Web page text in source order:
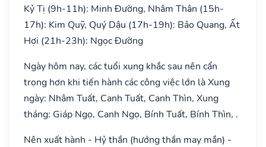
Kỷ Tị (9h-11h): Minh Đường, Nhâm Thân (15h-
17h): Kim Quỹ, Quý Dậu (17h-19h): Bảo Quang, Ất
Hợi (21h-23h): Ngọc Đường
Ngày hôm nay, các tuổi xung khắc sau nên cẩn
trọng hơn khi tiến hành các công việc lớn là Xung
ngày: Nhâm Tuất, Canh Tuất, Canh Thìn, Xung
tháng: Giáp Ngọ, Canh Ngọ, Bính Tuất, Bính Thìn, .
Nên xuất hành - Hỷ thần (hướng thần may mắn) -